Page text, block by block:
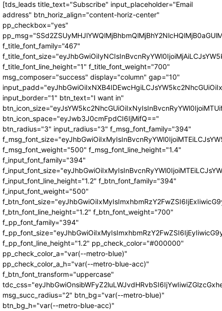
[tds_leads title_text="Subscribe" input_placeholder="Email
address" btn_horiz_align="content-horiz-center"
pp_checkbox="yes"
f_title_font_family="467"
f_title_font_line_height="1" f_title_font_weight="700"
msg_composer="success" display="column" gap="10"
input_border="1" btn_text="I want in"
btn_icon_space="eyJwb3J0cmFpdCI6IjMifQ=="
btn_radius="3" input_radius="3" f_msg_font_family="394"
f_msg_font_weight="500" f_msg_font_line_height="1.4"
f_input_font_family="394"
f_input_font_line_height="1.2" f_btn_font_family="394"
f_input_font_weight="500"
f_btn_font_line_height="1.2" f_btn_font_weight="700"
f_pp_font_family="394"
f_pp_font_line_height="1.2" pp_check_color="#000000"
pp_check_color_a="var(--metro-blue)"
pp_check_color_a_h="var(--metro-blue-acc)"
f_btn_font_transform="uppercase"
msg_succ_radius="2" btn_bg="var(--metro-blue)"
btn_bg_h="var(--metro-blue-acc)"